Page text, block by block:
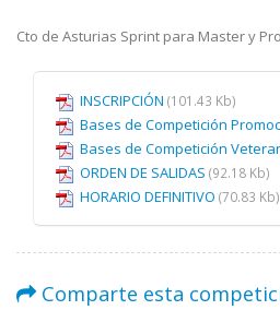
Cto de Asturias Sprint para Master y
INSCRIPCIÓN (101.43 Kb)
Bases de Competición
Bases de Competición
ORDEN DE SALIDAS (92.18 Kb)
HORARIO DEFINITIVO (70.83 Kb)
Comparte esta